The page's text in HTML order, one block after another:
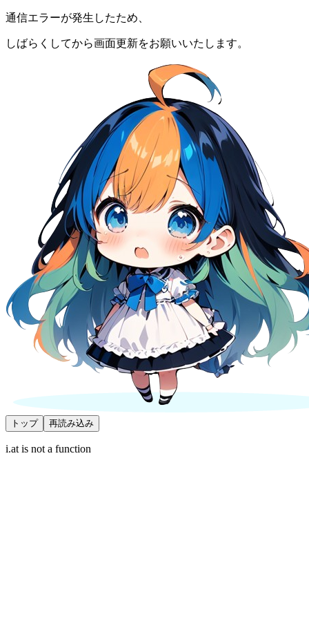
通信エラーが発生したため、
しばらくしてから画面更新をお願いいたします。
トップ 再読み込み
i.at is not a function